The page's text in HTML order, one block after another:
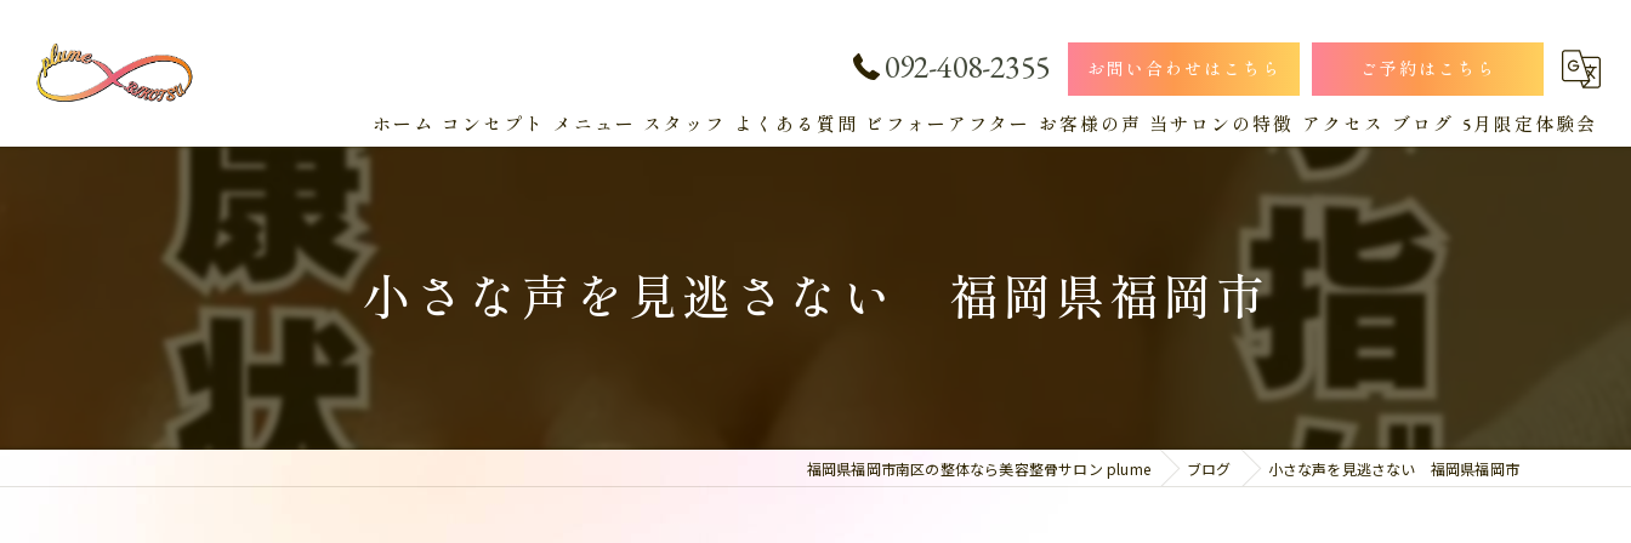
092-408-2355 お問い合わせはこちら ご予約はこちら
ホーム コンセプト メニュー スタッフ よくある質問 ビフォーアフター お客様の声 当サロンの特徴
肩こり
アクセス
漫画特集
ブログ
コラム
5月限定体験会
小さな声を見逃さない 福岡県福岡市
福岡県福岡市南区の整体なら美容整骨サロン plume ブログ 小さな声を見逃さない 福岡県福岡市